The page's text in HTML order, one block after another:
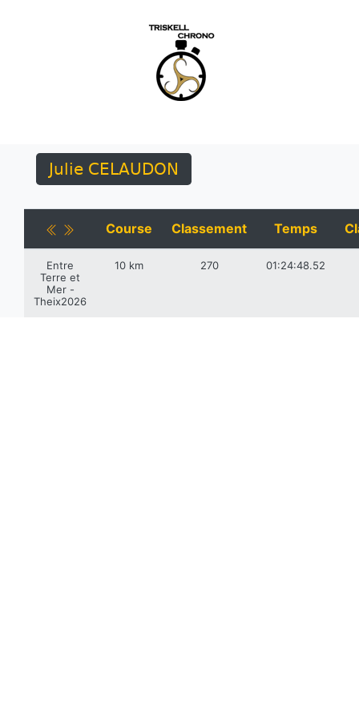
Julie CELAUDON
Course Classement Temps
Entre
Terre et
Mer -
Theix2026
10 km 270 01:24:48.52